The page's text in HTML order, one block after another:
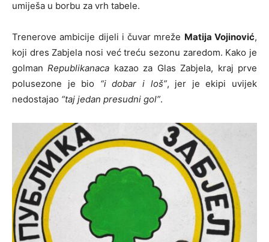
umiješa u borbu za vrh tabele.
Trenerove ambicije dijeli i čuvar mreže Matija Vojinović,
koji dres Zabjela nosi već treću sezonu zaredom. Kako je
golmanRepublikanaca kazao za Glas Zabjela, kraj prve
polusezone je bio “i dobar i loš”, jer je ekipi uvijek
nedostajao “taj jedan presudni gol”.